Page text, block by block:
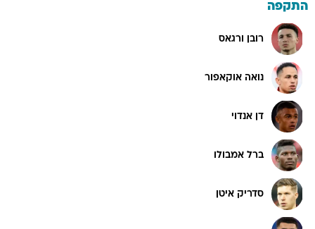
התקפה
רובן ורגאס
נואה אוקאפור
דן אנדוי
ברל אמבולו
סדריק איטן